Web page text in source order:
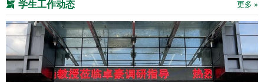
学生工作动态 更多 »